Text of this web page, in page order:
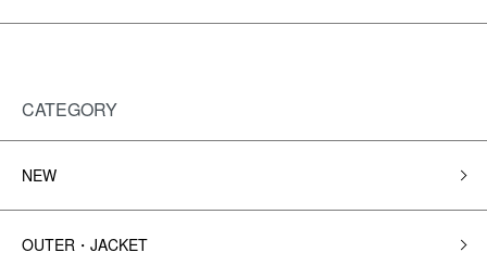
CATEGORY
NEW
OUTER・JACKET